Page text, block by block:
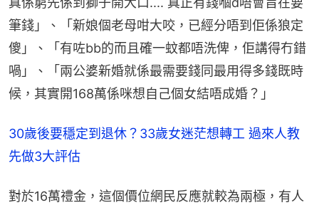
筆錢」、「新娘個老母咁大咬，已經分唔到佢係狼定
傻」、「有咗bb的而且確一蚊都唔洗俾，佢講得冇錯
喎」、「兩公婆新婚就係最需要錢同最用得多錢既時
候，其實開168萬係咪想自己個女結唔成婚？」
30歲後要穩定到退休？33歲女迷茫想轉工 過來人教
先做3大評估
對於16萬禮金，這個價位網民反應就較為兩極，有人